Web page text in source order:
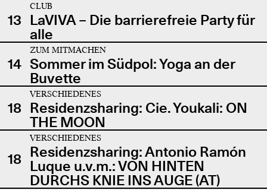
13
CLUB
LaVIVA – Die barrierefreie Party für
alle
14
ZUM MITMACHEN
Sommer im Südpol: Yoga an der
Buvette
18
VERSCHIEDENES
Residenzsharing: Cie. Youkali: ON
THE MOON
18
VERSCHIEDENES
Residenzsharing: Antonio Ramón
Luque u.v.m.: VON HINTEN
DURCHS KNIE INS AUGE (AT)